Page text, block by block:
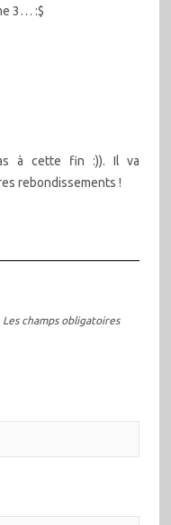
3… :$
à cette fin :)). Il va
rebondissements !
Les champs obligatoires